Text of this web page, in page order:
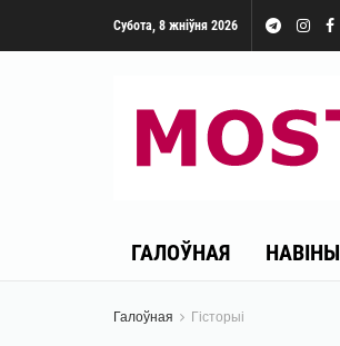
Субота, 8 жніўня 2026
ГАЛОЎНАЯ НАВІНЫ
Галоўная Гісторыі